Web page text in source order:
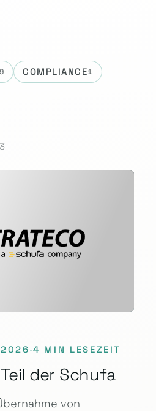
9 COMPLIANCE1
·4 MIN LESEZEIT
Teil der Schufa
von